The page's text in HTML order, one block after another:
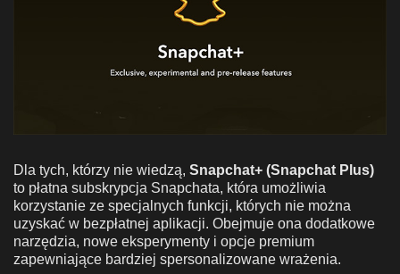
Dla tych, którzy nie wiedzą, Snapchat+ (Snapchat Plus)
to płatna subskrypcja Snapchata, która umożliwia
korzystanie ze specjalnych funkcji, których nie można
uzyskać w bezpłatnej aplikacji. Obejmuje ona dodatkowe
narzędzia, nowe eksperymenty i opcje premium
zapewniające bardziej spersonalizowane wrażenia.